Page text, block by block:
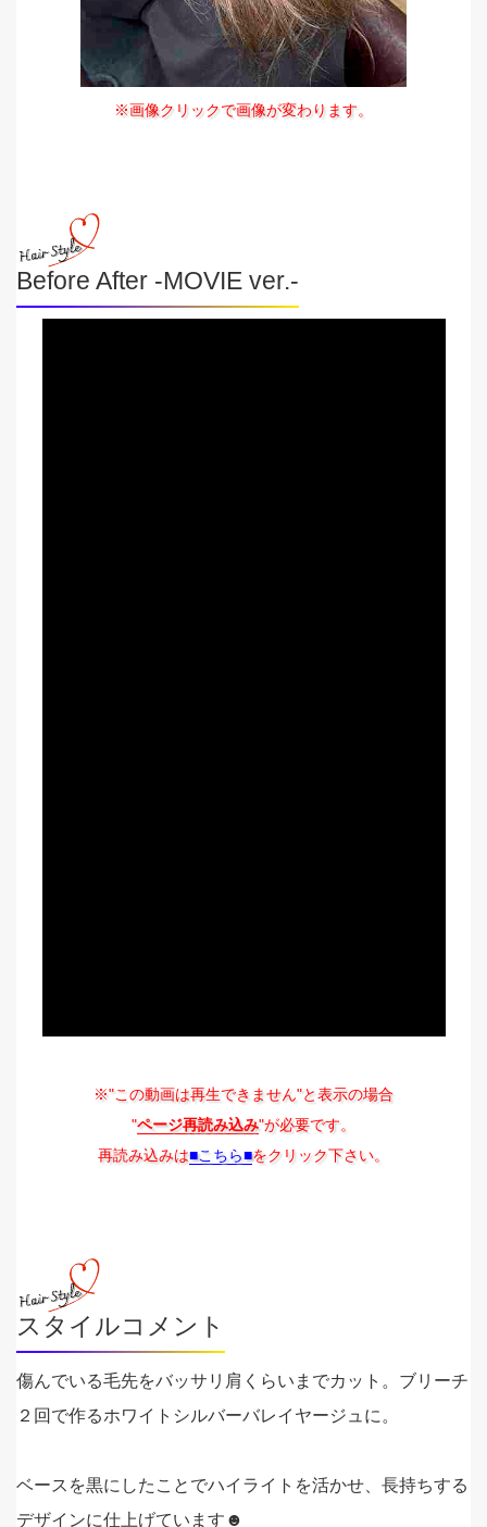
※画像クリックで画像が変わります。
Before After -MOVIE ver.-
※"この動画は再生できません"と表示の場合
"ページ再読み込み"が必要です。
再読み込みは■こちら■をクリック下さい。
スタイルコメント
傷んでいる毛先をバッサリ肩くらいまでカット。ブリーチ
２回で作るホワイトシルバーバレイヤージュに。
ベースを黒にしたことでハイライトを活かせ、長持ちする
デザインに仕上げています☻